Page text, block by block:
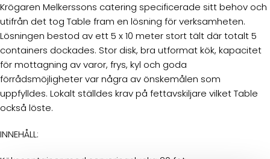
Krögaren Melkerssons catering specificerade sitt behov och
utifrån det tog Table fram en lösning för verksamheten.
Lösningen bestod av ett 5 x 10 meter stort tält där totalt 5
containers dockades. Stor disk, bra utformat kök, kapacitet
för mottagning av varor, frys, kyl och goda
förrådsmöjligheter var några av önskemålen som
uppfylldes. Lokalt ställdes krav på fettavskiljare vilket Table
också löste.
INNEHÅLL: